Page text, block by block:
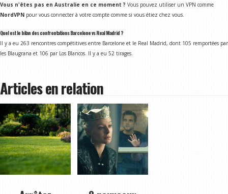
Vous n'êtes pas en Australie en ce moment ? Vous pouvez utiliser un VPN comme
NordVPN pour vous connecter à votre compte comme si vous étiez chez vous.
Quel est le bilan des confrontations Barcelone vs Real Madrid ?
Il y a eu 263 rencontres compétitives entre Barcelone et le Real Madrid, dont 105 remportées par
les Blaugrana et 106 par Los Blancos. Il y a eu 52 tirages.
Articles en relation